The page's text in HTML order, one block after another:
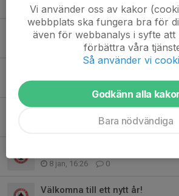
3 mar, 11:12 0
Vintersportspelen 7 mars, info
10 feb, 13:13 0
INSTÄLLD TRÄNING TORSDAG
0
8 jan, 16:26 0
Välkomna till ett nytt år!
Vi använder oss av kakor
webbplats ska fungera bra för
även för webbanalys i syfte att
förbättra våra
Så använder vi
Godkänn alla kakor
Bara nödvändiga